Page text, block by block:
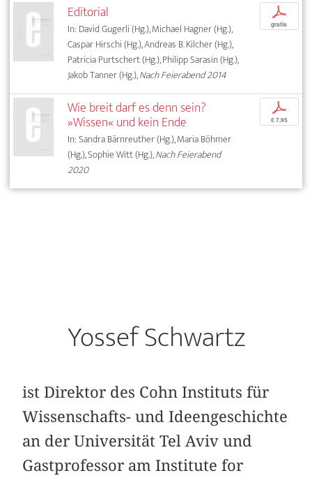
Editorial
In: David Gugerli (Hg.), Michael Hagner (Hg.),
Caspar Hirschi (Hg.), Andreas B. Kilcher (Hg.),
Patricia Purtschert (Hg.), Philipp Sarasin (Hg.),
Jakob Tanner (Hg.),Nach Feierabend 2014
p
gratis
Wie breit darf es denn sein?
»Wissen« und kein Ende
In: Sandra Bärnreuther (Hg.), Maria Böhmer
(Hg.), Sophie Witt (Hg.),Nach Feierabend
2020
p
€ 7,95
Yossef Schwartz
ist Direktor des Cohn Instituts für
Wissenschafts- und Ideengeschichte
an der Universität Tel Aviv und
Gastprofessor am Institute for